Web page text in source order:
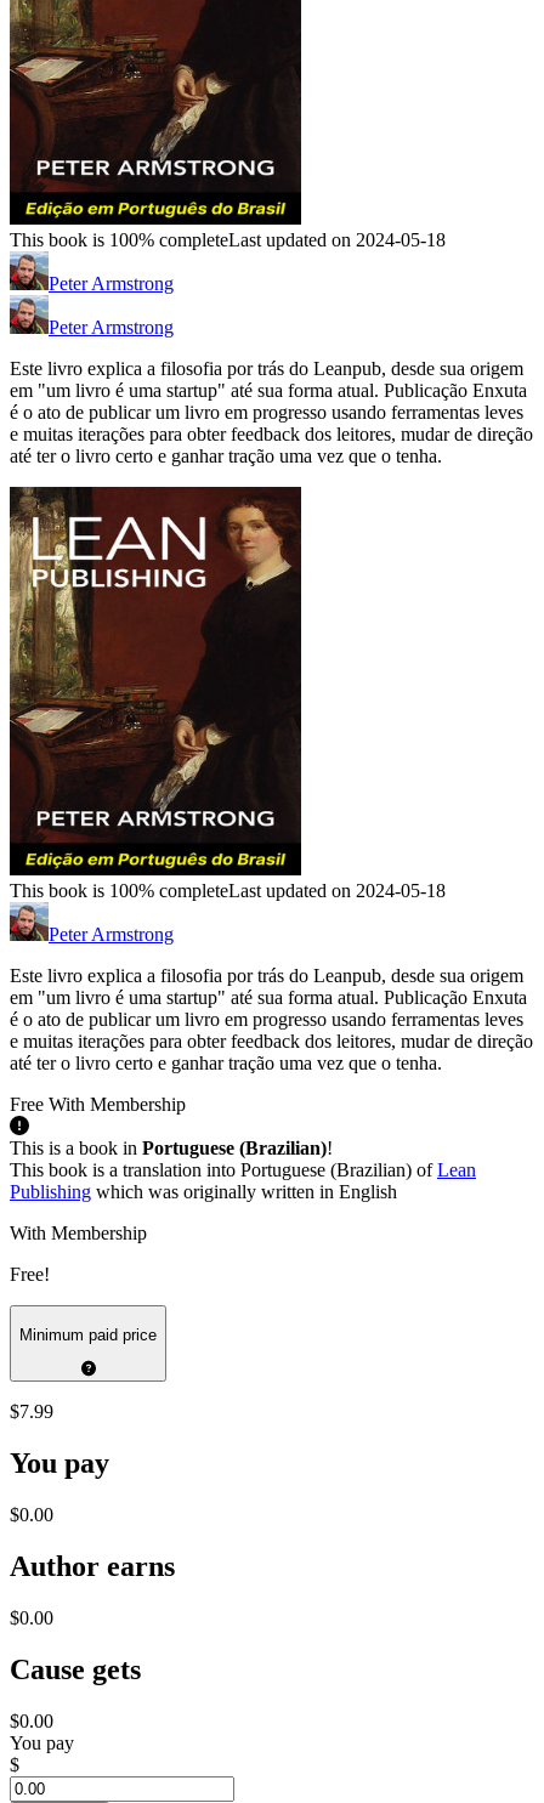
This book is 100% completeLast updated on 2024-05-18
Peter Armstrong
Peter Armstrong
Este livro explica a filosofia por trás do Leanpub, desde sua origem
em "um livro é uma startup" até sua forma atual. Publicação Enxuta
é o ato de publicar um livro em progresso usando ferramentas leves
e muitas iterações para obter feedback dos leitores, mudar de direção
até ter o livro certo e ganhar tração uma vez que o tenha.
This book is 100% completeLast updated on 2024-05-18
Peter Armstrong
Este livro explica a filosofia por trás do Leanpub, desde sua origem
em "um livro é uma startup" até sua forma atual. Publicação Enxuta
é o ato de publicar um livro em progresso usando ferramentas leves
e muitas iterações para obter feedback dos leitores, mudar de direção
até ter o livro certo e ganhar tração uma vez que o tenha.
Free With Membership
This is a book in Portuguese (Brazilian)!
This book is a translation into Portuguese (Brazilian) ofLean
Publishing which was originally written in English
With Membership
Free!
Minimum paid price
$7.99
You pay
$0.00
Author earns
$0.00
Cause gets
$0.00
You pay
$